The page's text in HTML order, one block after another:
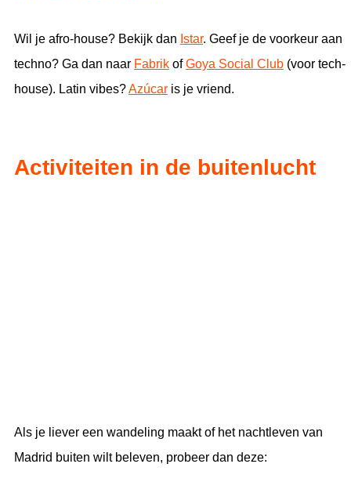
Wil je afro-house? Bekijk dan Istar. Geef je de voorkeur aan
techno? Ga dan naar Fabrik ofGoya Social Club (voor tech-
house). Latin vibes?Azúcar is je vriend.
Activiteiten in de buitenlucht
Als je liever een wandeling maakt of het nachtleven van
Madrid buiten wilt beleven, probeer dan deze: